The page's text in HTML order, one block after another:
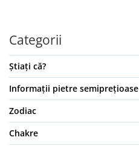
Categorii
Știați că?
Informații pietre semiprețioase
Zodiac
Chakre